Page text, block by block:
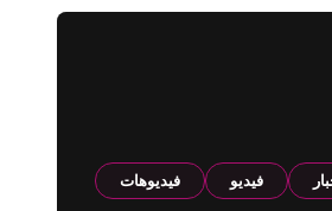
فيديو فيديوهات